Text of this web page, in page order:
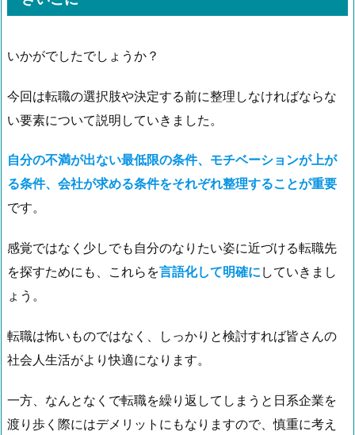
いかがでしたでしょうか？
今回は転職の選択肢や決定する前に整理しなければならな
い要素について説明していきました。
自分の不満が出ない最低限の条件、モチベーションが上が
る条件、会社が求める条件をそれぞれ整理することが重要
です。
感覚ではなく少しでも自分のなりたい姿に近づける転職先
を探すためにも、これらを言語化して明確に していきまし
ょう。
転職は怖いものではなく、しっかりと検討すれば皆さんの
社会人生活がより快適になります。
一方、なんとなくで転職を繰り返してしまうと日系企業を
渡り歩く際にはデメリットにもなりますので、慎重に考え